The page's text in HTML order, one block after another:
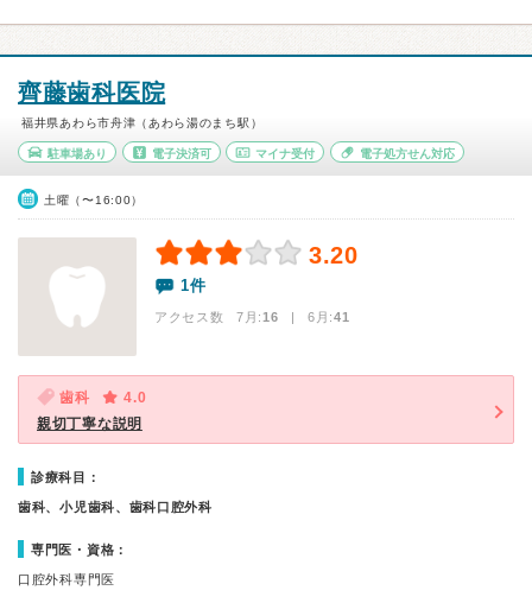
齊藤歯科医院
福井県あわら市舟津（あわら湯のまち駅）
駐車場あり 電子決済可 マイナ受付 電子処方せん対応
土曜（〜16:00）
3.20
1件
アクセス数 7月:16 | 6月:41
歯科
4.0
親切丁寧な説明
診療科目：
歯科、小児歯科、歯科口腔外科
専門医・資格：
口腔外科専門医